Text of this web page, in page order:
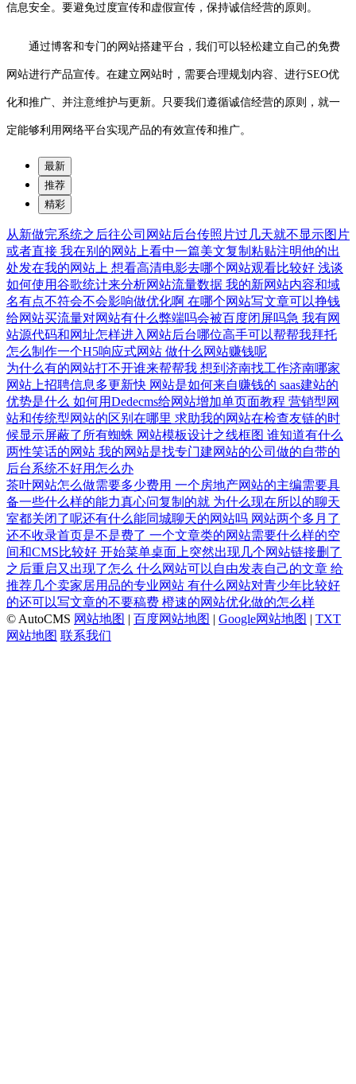
信息安全。要避免过度宣传和虚假宣传，保持诚信经营的原则。
通过博客和专门的网站搭建平台，我们可以轻松建立自己的免费
网站进行产品宣传。在建立网站时，需要合理规划内容、进行SEO优
化和推广、并注意维护与更新。只要我们遵循诚信经营的原则，就一
定能够利用网络平台实现产品的有效宣传和推广。
最新
推荐
精彩
从新做完系统之后往公司网站后台传照片过几天就不显示图片
或者直接 我在别的网站上看中一篇美文复制粘贴注明他的出
处发在我的网站上 想看高清电影去哪个网站观看比较好 浅谈
如何使用谷歌统计来分析网站流量数据 我的新网站内容和域
名有点不符会不会影响做优化啊 在哪个网站写文章可以挣钱
给网站买流量对网站有什么弊端吗会被百度闭屏吗急 我有网
站源代码和网址怎样进入网站后台哪位高手可以帮帮我拜托
怎么制作一个H5响应式网站 做什么网站赚钱呢
为什么有的网站打不开谁来帮帮我 想到济南找工作济南哪家
网站上招聘信息多更新快 网站是如何来自赚钱的 saas建站的
优势是什么 如何用Dedecms给网站增加单页面教程 营销型网
站和传统型网站的区别在哪里 求助我的网站在检查友链的时
候显示屏蔽了所有蜘蛛 网站模板设计之线框图 谁知道有什么
两性笑话的网站 我的网站是找专门建网站的公司做的自带的
后台系统不好用怎么办
茶叶网站怎么做需要多少费用 一个房地产网站的主编需要具
备一些什么样的能力真心问复制的就 为什么现在所以的聊天
室都关闭了呢还有什么能同城聊天的网站吗 网站两个多月了
还不收录首页是不是费了 一个文章类的网站需要什么样的空
间和CMS比较好 开始菜单桌面上突然出现几个网站链接删了
之后重启又出现了怎么 什么网站可以自由发表自己的文章 给
推荐几个卖家居用品的专业网站 有什么网站对青少年比较好
的还可以写文章的不要稿费 橙速的网站优化做的怎么样
© AutoCMS 网站地图 | 百度网站地图 | Google网站地图 | TXT
网站地图 联系我们